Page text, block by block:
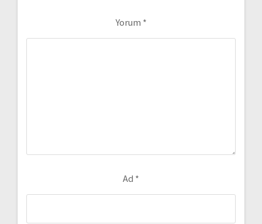
Yorum *
Ad *